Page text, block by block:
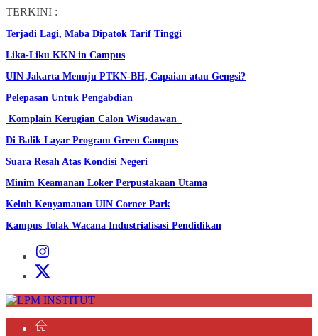
Skip
the
content
TERKINI :
Terjadi Lagi, Maba Dipatok Tarif Tinggi
Lika-Liku KKN in Campus
UIN Jakarta Menuju PTKN-BH, Capaian atau Gengsi?
Pelepasan Untuk Pengabdian
Komplain Kerugian Calon Wisudawan
Di Balik Layar Program Green Campus
Suara Resah Atas Kondisi Negeri
Minim Keamanan Loker Perpustakaan Utama
Keluh Kenyamanan UIN Corner Park
Kampus Tolak Wacana Industrialisasi Pendidikan
Instagram
Institut
X
Institut
LPM